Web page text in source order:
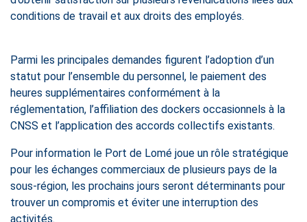
conditions de travail et aux droits des employés.
Parmi les principales demandes figurent l’adoption d’un
statut pour l’ensemble du personnel, le paiement des
heures supplémentaires conformément à la
réglementation, l’affiliation des dockers occasionnels à la
CNSS et l’application des accords collectifs existants.
Pour information le Port de Lomé joue un rôle stratégique
pour les échanges commerciaux de plusieurs pays de la
sous-région, les prochains jours seront déterminants pour
trouver un compromis et éviter une interruption des
activités.